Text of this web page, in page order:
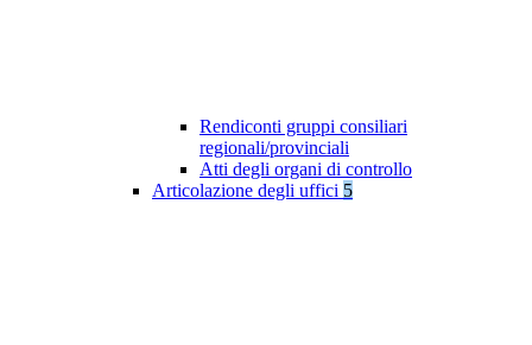
Rendiconti gruppi consiliari
regionali/provinciali
Atti degli organi di controllo
Articolazione degli uffici 5